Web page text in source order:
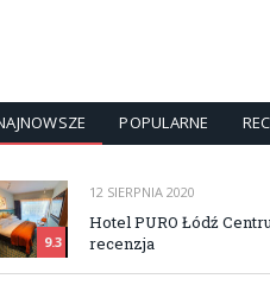
POPULARNE
9.3
12 SIERPNIA 2020
Hotel PURO Łódź
recenzja